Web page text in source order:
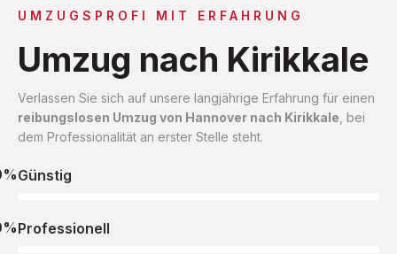
UMZUGSPROFI MIT ERFAHRUNG
Umzug nach Kirikkale
Verlassen Sie sich auf unsere langjährige Erfahrung für einen
reibungslosen Umzug von Hannover nach Kirikkale , bei
dem Professionalität an erster Stelle steht.
Günstig
Professionell